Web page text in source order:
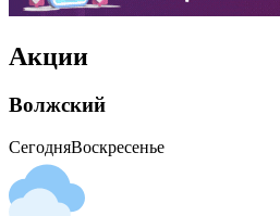
Акции
Волжский
СегодняВоскресенье